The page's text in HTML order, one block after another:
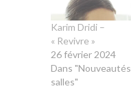
Karim Dridi –
« Revivre »
26 février 2024
Dans "Nouveautés
salles"